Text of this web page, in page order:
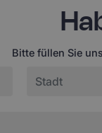
Bitte füllen Sie